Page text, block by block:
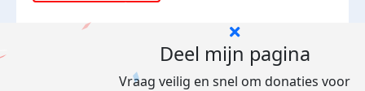
Deel mijn pagina
Vraag veilig en snel om donaties voor